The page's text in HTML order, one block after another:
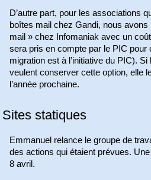
D’autre part, pour les associations
boîtes mail chez Gandi, nous avons
mail » chez Infomaniak avec un
sera pris en compte par le PIC pour
migration est à l’initiative du PIC).
veulent conserver cette option, elle
l’année prochaine.
Sites statiques
Emmanuel relance le groupe de
des actions qui étaient prévues.
8 avril.